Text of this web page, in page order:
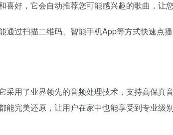
好，它会自动推荐您可能感兴趣的歌曲，让
过扫描二维码、智能手机App等方式快速点
用了业界领先的音频处理技术，支持高保真
完美还原，让用户在家中也能享受到专业级